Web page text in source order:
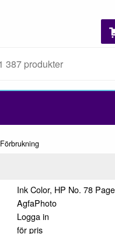
Förbrukning
Ink Color, HP No. 78
AgfaPhoto
Logga in
för pris